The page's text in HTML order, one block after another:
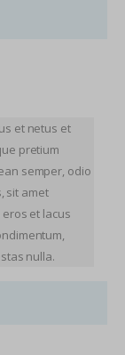
et netus et
pretium
semper, odio
sit amet
et lacus
nulla.